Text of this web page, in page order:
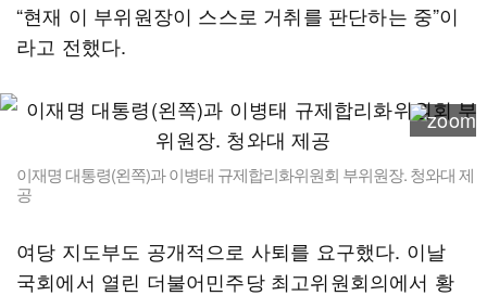
“현재 이 부위원장이 스스로 거취를 판단하는 중”이
라고 전했다.
이재명 대통령(왼쪽)과 이병태 규제합리화위원회 부위원장. 청와대 제
공
여당 지도부도 공개적으로 사퇴를 요구했다. 이날
국회에서 열린 더불어민주당 최고위원회의에서 황